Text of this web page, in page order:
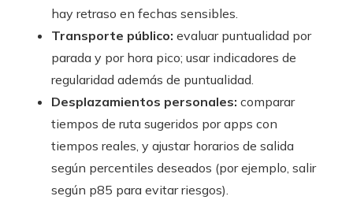
hay retraso en fechas sensibles.
Transporte público: evaluar puntualidad por
parada y por hora pico; usar indicadores de
regularidad además de puntualidad.
Desplazamientos personales: comparar
tiempos de ruta sugeridos por apps con
tiempos reales, y ajustar horarios de salida
según percentiles deseados (por ejemplo, salir
según p85 para evitar riesgos).